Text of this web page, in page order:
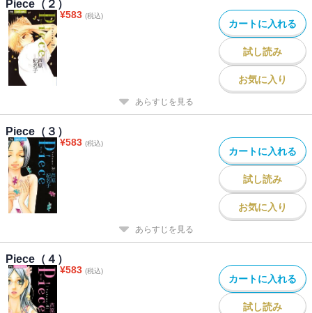
Piece（２）
¥583 (税込)
カートに入れる
試し読み
お気に入り
あらすじを見る
Piece（３）
¥583 (税込)
カートに入れる
試し読み
お気に入り
あらすじを見る
Piece（４）
¥583 (税込)
カートに入れる
試し読み